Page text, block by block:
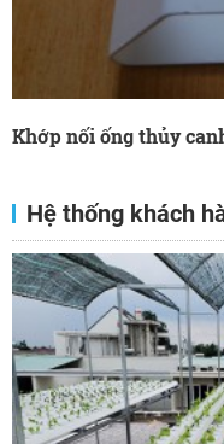
Khớp nối ống thủy
Hệ thống khách